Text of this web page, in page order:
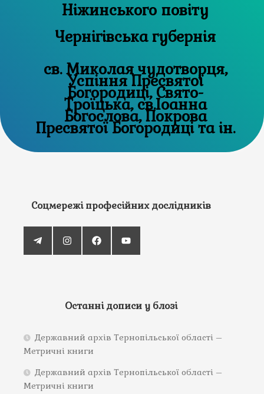
Ніжинського повіту
Чернігівська губернія
св. Миколая чудотворця,
Успіння Пресвятої
Богородиці, Свято-
Троїцька, св.Іоанна
Богослова, Покрова
Пресвятої Богородиці та ін.
Соцмережі професійних дослідників
Останні дописи у блозі
Державний архів Тернопільської області –
Метричні книги
Державний архів Тернопільської області –
Метричні книги